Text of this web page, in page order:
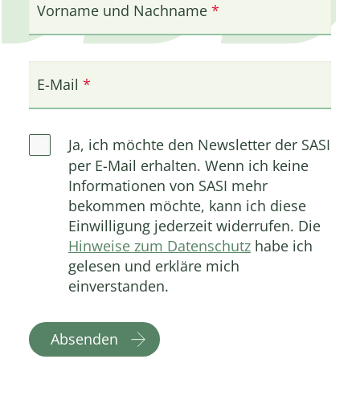
Vorname und Nachname
E-Mail
Ja, ich möchte den Newsletter der SASI
per E-Mail erhalten. Wenn ich keine
Informationen von SASI mehr
bekommen möchte, kann ich diese
Einwilligung jederzeit widerrufen. Die
Hinweise zum Datenschutz habe ich
gelesen und erkläre mich
einverstanden.
Absenden